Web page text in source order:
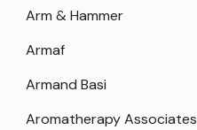
Arm & Hammer
Armaf
Armand Basi
Aromatherapy Associates